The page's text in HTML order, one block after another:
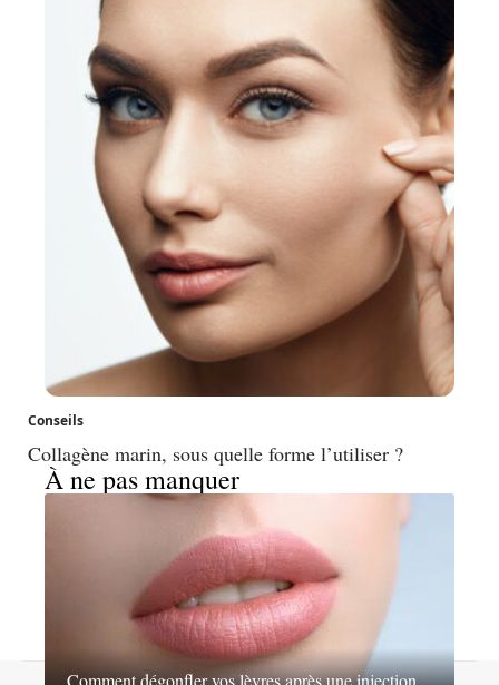
Conseils
Collagène marin, sous quelle forme l’utiliser ?
À ne pas manquer
Comment dégonfler vos lèvres après une injection